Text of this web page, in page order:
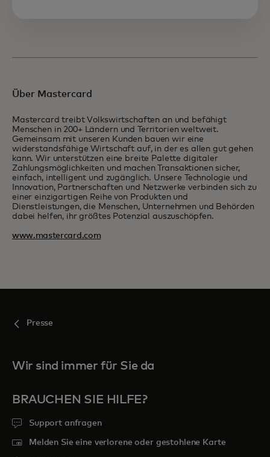
Über Mastercard
Mastercard treibt Volkswirtschaften an und befähigt
Menschen in 200+ Ländern und Territorien weltweit.
Gemeinsam mit unseren Kunden bauen wir eine
widerstandsfähige Wirtschaft auf, in der es allen gut gehen
kann. Wir unterstützen eine breite Palette digitaler
Zahlungsmöglichkeiten und machen Transaktionen sicher,
einfach, intelligent und zugänglich. Unsere Technologie und
Innovation, Partnerschaften und Netzwerke verbinden sich zu
einer einzigartigen Reihe von Produkten und
Dienstleistungen, die Menschen, Unternehmen und Behörden
dabei helfen, ihr größtes Potenzial auszuschöpfen.
www.mastercard.com
Presse
Wir sind immer für Sie da
BRAUCHEN SIE HILFE?
Support anfragen
Melden Sie eine verlorene oder gestohlene Karte